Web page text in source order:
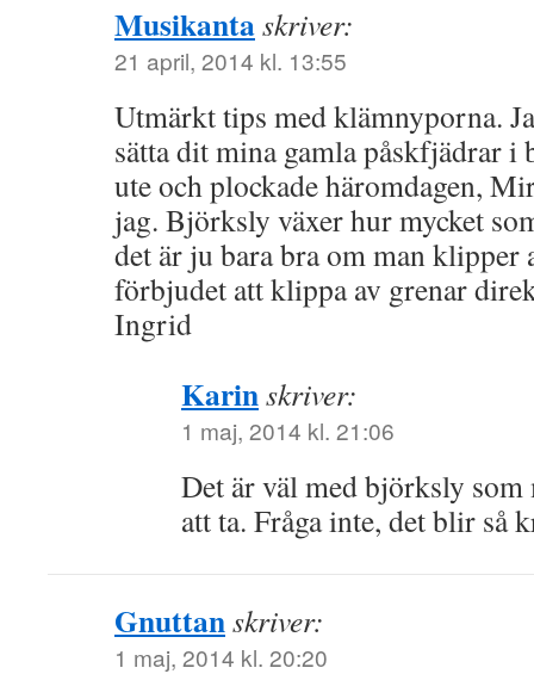
Musikantaskriver:
21 april, 2014 kl. 13:55
Utmärkt tips med klämnyporna.
sätta dit mina gamla påskfjädrar
ute och plockade häromdagen,
jag. Björksly växer hur mycket
det är ju bara bra om man klipper
förbjudet att klippa av grenar
Ingrid
Karinskriver:
1 maj, 2014 kl. 21:06
Det är väl med björksly som
att ta. Fråga inte, det blir så
Gnuttanskriver:
1 maj, 2014 kl. 20:20